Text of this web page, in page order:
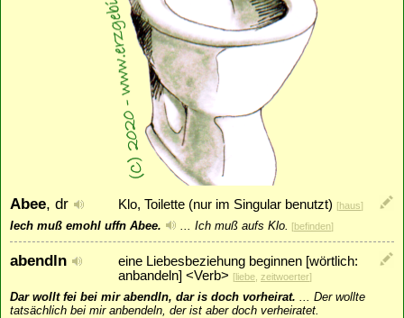
Abee, dr Klo, Toilette (nur im Singular benutzt) [haus]
Iech muß emohl uffn Abee. Ich muß aufs Klo. [befinden]
abendln
eine Liebesbeziehung beginnen [wörtlich:
anbandeln] <Verb> [liebe zeitwoerter]
Dar wollt fei bei mir abendln, dar is doch vorheirat.
Der wollte
tatsächlich bei mir anbendeln, der ist aber doch verheiratet.